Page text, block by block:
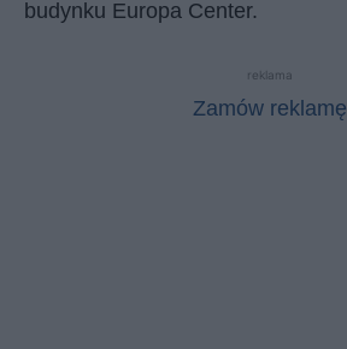
budynku Europa Center.
reklama
Zamów reklamę